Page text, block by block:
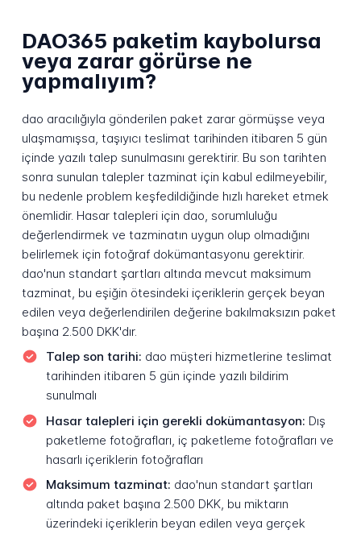
DAO365 paketim kaybolursa
veya zarar görürse ne
yapmalıyım?
dao aracılığıyla gönderilen paket zarar görmüşse veya
ulaşmamışsa, taşıyıcı teslimat tarihinden itibaren 5 gün
içinde yazılı talep sunulmasını gerektirir. Bu son tarihten
sonra sunulan talepler tazminat için kabul edilmeyebilir,
bu nedenle problem keşfedildiğinde hızlı hareket etmek
önemlidir. Hasar talepleri için dao, sorumluluğu
değerlendirmek ve tazminatın uygun olup olmadığını
belirlemek için fotoğraf dokümantasyonu gerektirir.
dao'nun standart şartları altında mevcut maksimum
tazminat, bu eşiğin ötesindeki içeriklerin gerçek beyan
edilen veya değerlendirilen değerine bakılmaksızın paket
başına 2.500 DKK'dır.
Talep son tarihi: dao müşteri hizmetlerine teslimat
tarihinden itibaren 5 gün içinde yazılı bildirim
sunulmalı
Hasar talepleri için gerekli dokümantasyon: Dış
paketleme fotoğrafları, iç paketleme fotoğrafları ve
hasarlı içeriklerin fotoğrafları
Maksimum tazminat: dao'nun standart şartları
altında paket başına 2.500 DKK, bu miktarın
üzerindeki içeriklerin beyan edilen veya gerçek